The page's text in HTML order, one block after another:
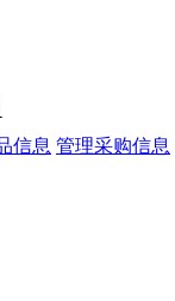
信息 管理采购信息